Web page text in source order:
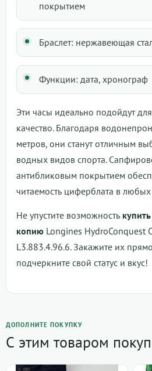
покрытием
Браслет: нержавеющая
Функции: дата, хронограф
Эти часы идеально подойдут
качество. Благодаря
метров, они станут отличным
водных видов спорта.
антибликовым покрытием
читаемость циферблата в любых
Не упустите возможность
копию Longines HydroConquest
L3.883.4.96.6. Закажите их
подчеркните свой статус и вкус!
ДОПОЛНИТЕ ПОКУПКУ
С этим товаром